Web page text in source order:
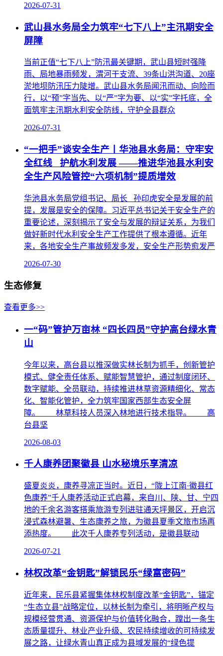
2026-07-31
武山县水务局全力筑牢“七下八上”主汛期安全
屏障
当前正值“七下八上”防汛最关键期，武山县短时强降
雨、局地暴雨频发，渭河干支流、39条山洪沟道、20座
淤地坝防汛压力陡增。武山县水务局闻汛而动、向险而
行，以“预”字当先、以“严”字为要、以“实”字托底，全
面筑牢主汛期水利安全防线，守护全县群众
2026-07-31
“一把手”谈安全生产丨华池县水务局：守牢安
全红线 护航水利发展 ——推进华池县水利安
全生产风险管控“六项机制”提质增效
华池县水务局党组书记、局长 孙印虎安全是发展的前
提，发展是安全的保障。习近平总书记关于安全生产的
重要论述，深刻揭示了安全与发展的辩证关系，为我们
做好新时代水利安全生产工作提供了根本遵循。近年
来，各地安全生产事故频发多发，安全生产形势愈发严
2026-07-30
生态修复
查看更多>>
一“码”管护万亩林 “四长四员”守护高台绿水青
山
今年以来，高台县以推深做实林长制为抓手，创新管护
模式、健全责任体系、赋能智慧管护，通过制度闭环、
数字赋能、全员联动，持续推进林草资源精细化、常态
化、智能化管护，全力筑牢国家西部生态安全屏
障。 林草科技人员深入林地进行技术指导。 高
台县坚
2026-08-03
千人康养团聚徽县 山水秘境乐享清凉
盛夏炎炎，康养寻凉正当时。近日，“陇上江南·徽县红
色康养”千人康养活动正式启幕，来自川、陕、甘、宁四
地的千余名游客搭乘旅游专列进驻通天坪景区，开启沉
浸式森林避暑、生态康养之旅，为徽县夏季文旅市场再
添热度。 此次千人康养专列活动，是徽县联动
2026-07-21
林权改革“金钥匙”解锁民乐“绿富密码”
近年来，民乐县紧握集体林权制度改革“金钥匙”，锚定
“生态立县”战略定位，以林长制为牵引，将明晰产权与
规模经营贯通、资源保护与价值转化融合，蹚出一条生
态质量提升、林业产业升级、农民持续增收的可持续发
展之路，让绿水青山真正成为县域发展的“绿色提